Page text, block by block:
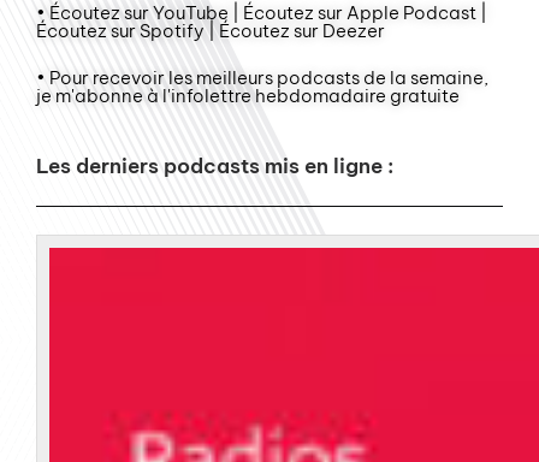
• Écoutez sur YouTube | Écoutez sur Apple Podcast |
Écoutez sur Spotify | Écoutez sur Deezer
• Pour recevoir les meilleurs podcasts de la semaine,
je m'abonne à l'infolettre hebdomadaire gratuite
Les derniers podcasts mis en ligne :